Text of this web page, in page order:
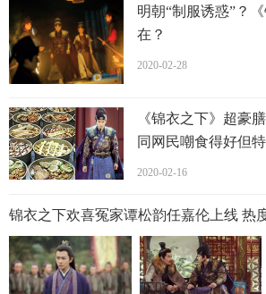
下”话题讨论量331.5万次，阅读量更
下”夫妇亲密名场面，引发粉丝一波又一
示：“看的全程姨母笑。”
明朝“制服诱惑”？
在？
2020-02-28
《锦衣之下》超豪
同网民嘲食得好但
2020-02-16
锦衣之下欢喜冤家谭松韵任嘉伦上线 热